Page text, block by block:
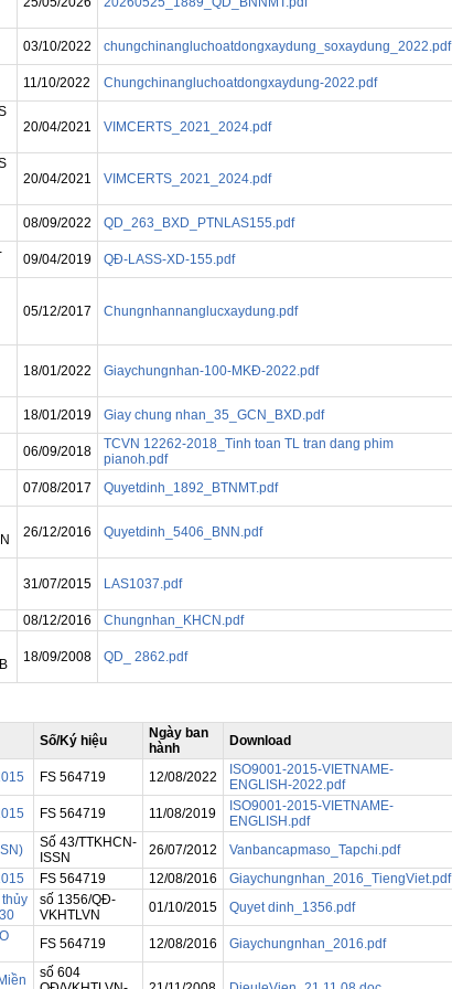
lợi miền Nam tham gia Hội nghị sơ kết
công tác Đoàn và phong trào thanh niên
06 tháng đầu năm 2026 của Đoàn Bộ
Nông nghiệp và Môi trường
Tuổi trẻ Viện Khoa học Thủy lợi miền
tại Bia tượng niệm nhà đèn Chợ Quán
Lễ khai mạc Hội thao viên chức, người
truyền thống lần thứ XIV của Viện Khoa
học Thủy lợi miền Nam
03/10/2022 chungchinangluchoatdongxaydung_soxaydung_2022.pdf
11/10/2022 Chungchinangluchoatdongxaydung-2022.pdf
20/04/2021 VIMCERTS_2021_2024.pdf
20/04/2021 VIMCERTS_2021_2024.pdf
08/09/2022 QD_263_BXD_PTNLAS155.pdf
09/04/2019 QĐ-LASS-XD-155.pdf
05/12/2017 Chungnhannanglucxaydung.pdf
18/01/2022 Giaychungnhan-100-MKĐ-2022.pdf
18/01/2019 Giay chung nhan_35_GCN_BXD.pdf
06/09/2018
TCVN 12262-2018_Tinh toan TL tran dang phim
pianoh.pdf
07/08/2017 Quyetdinh_1892_BTNMT.pdf
26/12/2016 Quyetdinh_5406_BNN.pdf
31/07/2015 LAS1037.pdf
08/12/2016 Chungnhan_KHCN.pdf
18/09/2008 QD_ 2862.pdf
Số/Ký hiệu
Ngày ban
hành
Download
FS 564719 12/08/2022
ISO9001-2015-VIETNAME-
ENGLISH-2022.pdf
FS 564719 11/08/2019
ISO9001-2015-VIETNAME-
ENGLISH.pdf
Số 43/TTKHCN-
ISSN
26/07/2012
Vanbancapmaso_Tapchi.pdf
FS 564719 12/08/2016
Giaychungnhan_2016_TiengViet.pdf
số 1356/QĐ-
VKHTLVN
01/10/2015 Quyet dinh_1356.pdf
FS 564719 12/08/2016 Giaychungnhan_2016.pdf
số 604